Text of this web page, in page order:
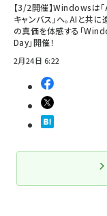
【3/2開催】Windowsは
キャンバス」へ。AIと共
の真価を体感する「
Day」開催！
2月24日 6:22